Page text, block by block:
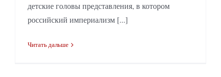
детские головы представления, в котором
российский империализм [...]
Читать дальше